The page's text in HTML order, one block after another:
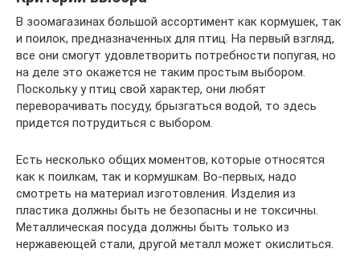
В зоомагазинах большой ассортимент как кормушек, так
и поилок, предназначенных для птиц. На первый взгляд,
все они смогут удовлетворить потребности попугая, но
на деле это окажется не таким простым выбором.
Поскольку у птиц свой характер, они любят
переворачивать посуду, брызгаться водой, то здесь
придется потрудиться с выбором.
Есть несколько общих моментов, которые относятся
как к поилкам, так и кормушкам. Во-первых, надо
смотреть на материал изготовления. Изделия из
пластика должны быть не безопасны и не токсичны.
Металлическая посуда должны быть только из
нержавеющей стали, другой металл может окислиться.